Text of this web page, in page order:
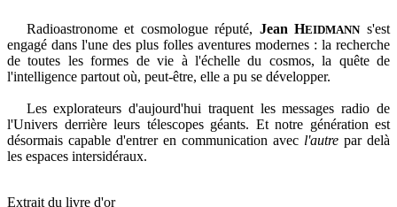
Radioastronome et cosmologue réputé, Jean HEIDMANNs'est
engagé dans l'une des plus folles aventures modernes : la recherche
de toutes les formes de vie à l'échelle du cosmos, la quête de
l'intelligence partout où, peut-être, elle a pu se développer.
Les explorateurs d'aujourd'hui traquent les messages radio de
l'Univers derrière leurs télescopes géants. Et notre génération est
désormais capable d'entrer en communication avec l'autre par delà
les espaces intersidéraux.
Extrait du livre d'or